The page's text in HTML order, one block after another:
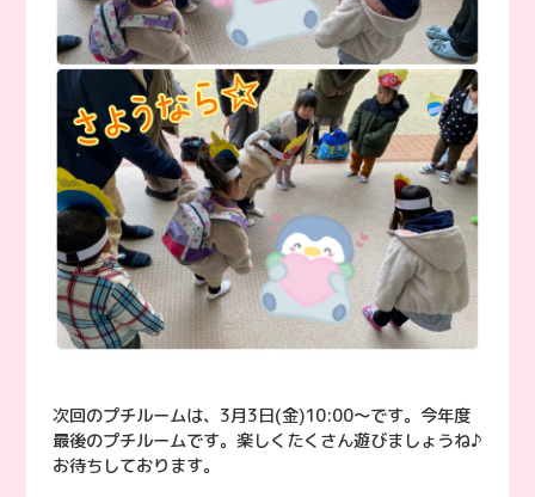
次回のプチルームは、3月3日(金)10:00〜です。今年度
最後のプチルームです。楽しくたくさん遊びましょうね♪
お待ちしております。